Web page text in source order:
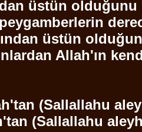
üstün
üstün
Allah'ın
(Sallallahu
(Sallallahu